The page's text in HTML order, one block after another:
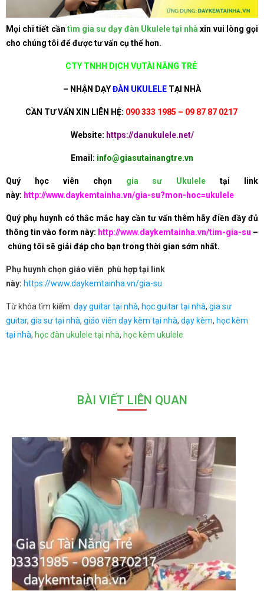
Mọi chi tiết cần tìm gia sư dạy đàn Ukulele tại nhà xin vui lòng gọi
cho chúng tôi để được tư vấn cụ thể hơn.
CTY TNHH DỊCH VỤTÀI NĂNG TRẺ
– NHẬN DẠYĐÀN UKULELE TẠI NHÀ
CẦN TƯ VẤN XIN LIÊN HỆ: 090 333 1985 – 09 87 87 0217
Website: https://danukulele.net/
Email: info@giasutainangtre.vn
Quý học viên chọn gia sư Ukulele
tại link
này: http://www.daykemtainha.vn/gia-su?mon-hoc=ukulele
Quý phụ huynh có thắc mắc hay cần tư vấn thêm hãy điền đầy đủ
thông tin vào form này: http://www.daykemtainha.vn/tim-gia-su –
chúng tôi sẽ giải đáp cho bạn trong thời gian sớm nhất.
Phụ huynh chọn giáo viên phù hợp tại link
này: https://www.daykemtainha.vn/gia-su
Từ khóa tìm kiếm: dạy guitar tại nhà, học guitar tại nhà, gia sư
guitar, gia sư tại nhà, giáo viên dạy kèm tại nhà, dạy kèm, học kèm
tại nhà, học đàn ukulele tại nhà, học kèm ukulele
BÀI VIẾT LIÊN QUAN